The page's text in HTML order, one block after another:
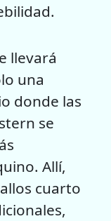
llevará
una
donde las
se
Allí,
cuarto